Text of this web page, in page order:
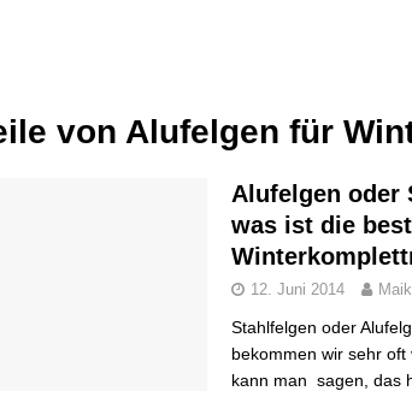
von Alufelgen für
Alufelgen oder
was ist die
12. Juni 2014
Stahlfelgen oder
bekommen wir sehr
kann man sagen, das